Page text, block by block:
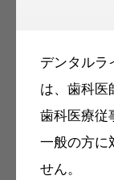
デンタルラ
は、歯科医
歯科医療従
一般の方に
せん。